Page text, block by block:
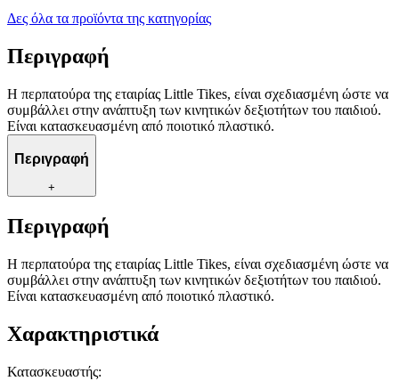
Δες όλα τα προϊόντα της κατηγορίας
Περιγραφή
Η περπατούρα της εταιρίας Little Tikes, είναι σχεδιασμένη ώστε να
συμβάλλει στην ανάπτυξη των κινητικών δεξιοτήτων του παιδιού.
Είναι κατασκευασμένη από ποιοτικό πλαστικό.
Περιγραφή
+
Περιγραφή
Η περπατούρα της εταιρίας Little Tikes, είναι σχεδιασμένη ώστε να
συμβάλλει στην ανάπτυξη των κινητικών δεξιοτήτων του παιδιού.
Είναι κατασκευασμένη από ποιοτικό πλαστικό.
Χαρακτηριστικά
Κατασκευαστής: